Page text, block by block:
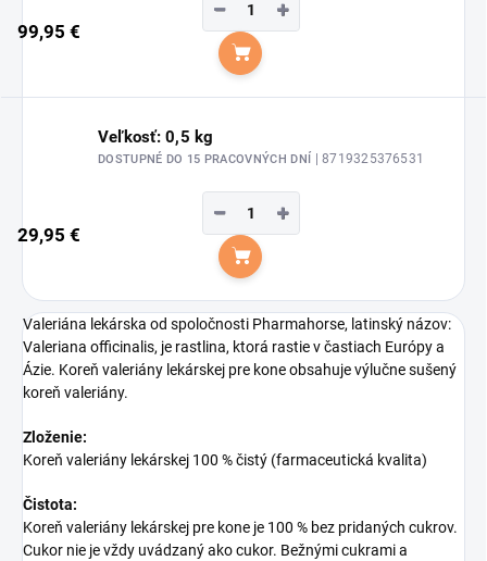
99,95 €
+
−
Do košíka
Veľkosť: 0,5 kg
DOSTUPNÉ DO 15 PRACOVNÝCH DNÍ | 8719325376531
29,95 €
+
−
Do košíka
Valeriána lekárska od spoločnosti Pharmahorse, latinský názov:
Valeriana officinalis, je rastlina, ktorá rastie v častiach Európy a
Ázie. Koreň valeriány lekárskej pre kone obsahuje výlučne sušený
koreň valeriány.
Zloženie:
Koreň valeriány lekárskej 100 % čistý (farmaceutická kvalita)
Čistota:
Koreň valeriány lekárskej pre kone je 100 % bez pridaných cukrov.
Cukor nie je vždy uvádzaný ako cukor. Bežnými cukrami a